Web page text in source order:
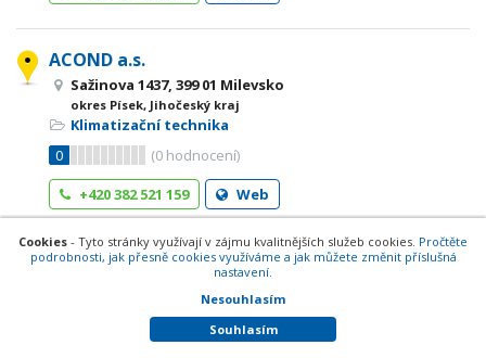
ACOND a.s.
Sažinova 1437, 399 01 Milevsko
okres Písek, Jihočeský kraj
Klimatizační technika
0
(0 hodnocení)
+420 382 521 159
Web
Adéla Jahnová
Cookies - Tyto stránky využívají v zájmu kvalitnějších služeb cookies. Pročtěte
podrobnosti, jak přesně cookies využíváme a jak můžete změnit příslušná
nastavení.
Nesouhlasím
Souhlasím